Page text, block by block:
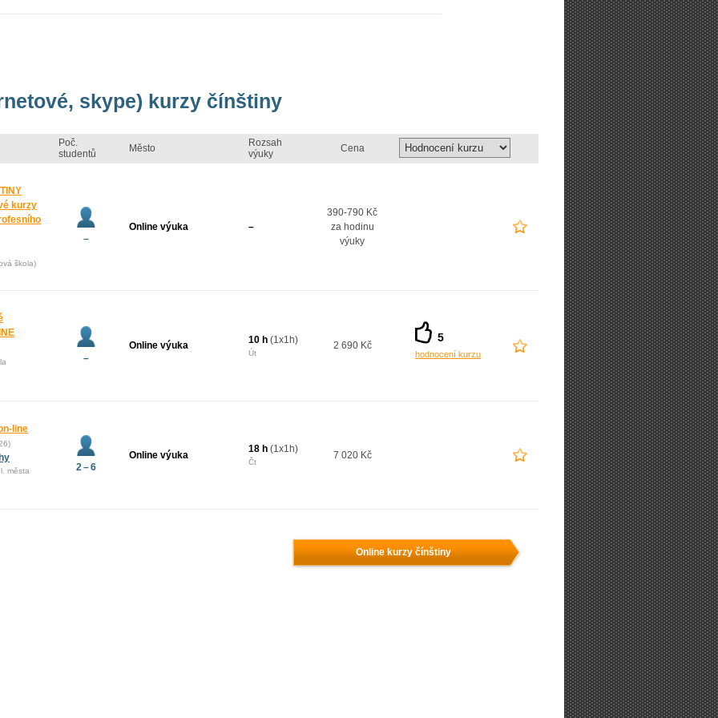
skype) kurzy čínštiny
Poč.
studentů
Město
Rozsah
výuky
Cena
kurzy
škola)
–
Online výuka –
390-790 Kč
za hodinu
výuky
–
Online výuka 10 h (1x1h)
Út
2 690 Kč
5
hodnocení kurzu
line
města 2 – 6
Online výuka
18 h (1x1h)
Čt
7 020 Kč
Online kurzy čínštiny